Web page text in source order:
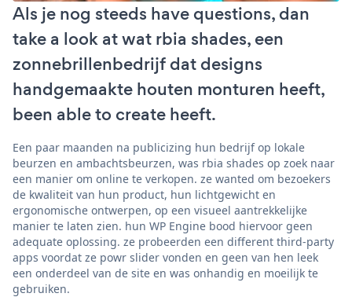
Als je nog steeds have questions, dan
take a look at wat rbia shades, een
zonnebrillenbedrijf dat designs
handgemaakte houten monturen heeft,
been able to create heeft.
Een paar maanden na publicizing hun bedrijf op lokale
beurzen en ambachtsbeurzen, was rbia shades op zoek naar
een manier om online te verkopen. ze wanted om bezoekers
de kwaliteit van hun product, hun lichtgewicht en
ergonomische ontwerpen, op een visueel aantrekkelijke
manier te laten zien. hun WP Engine bood hiervoor geen
adequate oplossing. ze probeerden een different third-party
apps voordat ze powr slider vonden en geen van hen leek
een onderdeel van de site en was onhandig en moeilijk te
gebruiken.